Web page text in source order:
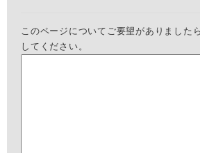
このページについてご要望がありました
してください。